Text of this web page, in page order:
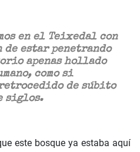
en el Teixedal con
de estar penetrando
apenas hollado
como si
de súbito
siglos.
este bosque ya estaba aquí